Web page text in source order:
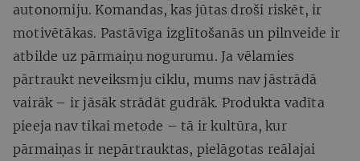
autonomiju. Komandas, kas jūtas droši riskēt, ir
motivētākas. Pastāvīga izglītošanās un pilnveide ir
atbilde uz pārmaiņu nogurumu. Ja vēlamies
pārtraukt neveiksmju ciklu, mums nav jāstrādā
vairāk – ir jāsāk strādāt gudrāk. Produkta vadīta
pieeja nav tikai metode – tā ir kultūra, kur
pārmaiņas ir nepārtrauktas, pielāgotas reālajai